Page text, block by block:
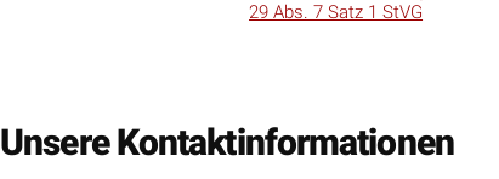
Unsere Kontaktinformationen